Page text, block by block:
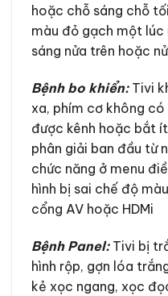
hoặc chỗ sáng chỗ
màu đỏ gạch một lúc
sáng nửa trên hoặc
Bệnh bo khiển:Tivi
xa, phím cơ không
được kênh hoặc bắt
phân giải ban đầu từ
chức năng ở menu
hình bị sai chế độ
cổng AV hoặc HDMi
Bệnh Panel:Tivi bị
hình rộp, gợn lóa
kẻ xọc ngang, xọc